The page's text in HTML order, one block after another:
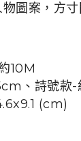
圖案，方寸
10M
、詩號
(cm)